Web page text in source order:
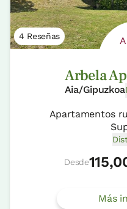
4 Reseñas
Arbela
Aia/Gipuzkoa
Apartamentos
Desde
Más